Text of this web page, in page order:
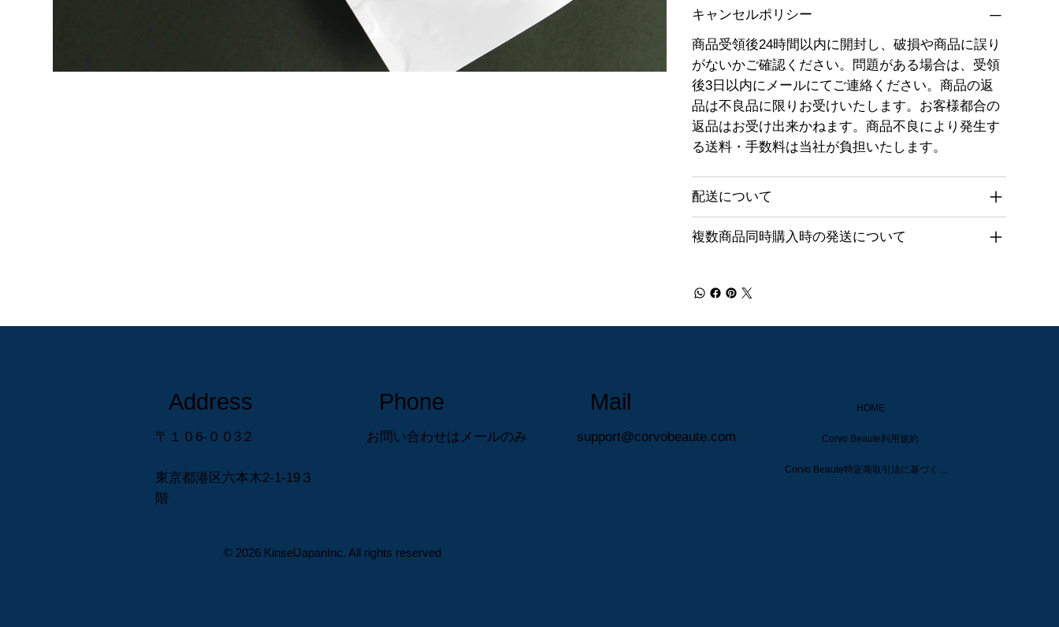
キャンセルポリシー
商品受領後24時間以内に開封し、破損や商品に誤り
がないかご確認ください。問題がある場合は、受領
後3日以内にメールにてご連絡ください。商品の返
品は不良品に限りお受けいたします。お客様都合の
返品はお受け出来かねます。商品不良により発生す
る送料・手数料は当社が負担いたします。
配送について
複数商品同時購入時の発送について
Address
〒１０6-００3２
東京都港区六本木2-1-19３
階
Phone
​お問い合わせはメールのみ
Mail
support@corvobeaute.com
HOME
Corvo Beaute利用規約
Corvo Beaute特定商取引法に基づく表示
© 2026 KinselJapanInc. All rights reserved